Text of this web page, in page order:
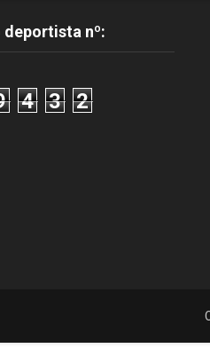
deportista nº:
4 3 2